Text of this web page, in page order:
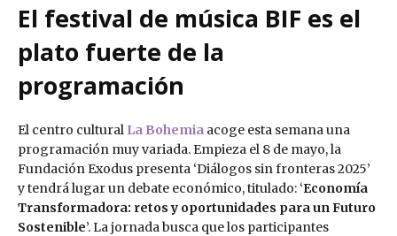
El festival de música BIF es el
plato fuerte de la
programación
El centro cultural La Bohemia acoge esta semana una
programación muy variada. Empieza el 8 de mayo, la
Fundación Exodus presenta ‘Diálogos sin fronteras 2025’
y tendrá lugar un debate económico, titulado: ‘Economía
Transformadora: retos y oportunidades para un Futuro
Sostenible’. La jornada busca que los participantes